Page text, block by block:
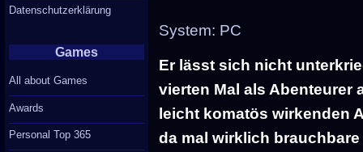
System: PC
Er lässt sich nicht
vierten Mal als Abenteurer
leicht komatös wirkenden
da mal wirklich
Datenschutzerklärung
Games
All about Games
Awards
Personal Top 365